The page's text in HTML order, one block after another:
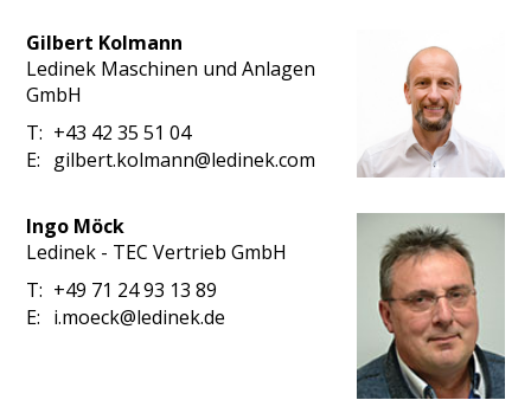
Gilbert Kolmann
Ledinek Maschinen und Anlagen
GmbH
T: +43 42 35 51 04
E: gilbert.kolmann@ledinek.com
Ingo Möck
Ledinek - TEC Vertrieb GmbH
T: +49 71 24 93 13 89
E: i.moeck@ledinek.de